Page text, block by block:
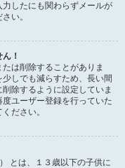
したにも関わらずメールが
い。
！
は削除することがありま
しでも減らすため、長い間
除するように設定していま
ユーザー登録を行っていた
ださい。
とは、１３歳以下の子供に